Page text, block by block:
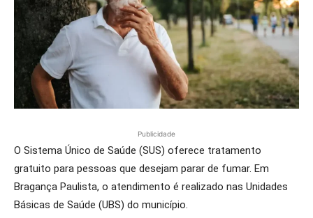
Publicidade
O Sistema Único de Saúde (SUS) oferece tratamento
gratuito para pessoas que desejam parar de fumar. Em
Bragança Paulista, o atendimento é realizado nas Unidades
Básicas de Saúde (UBS) do município.